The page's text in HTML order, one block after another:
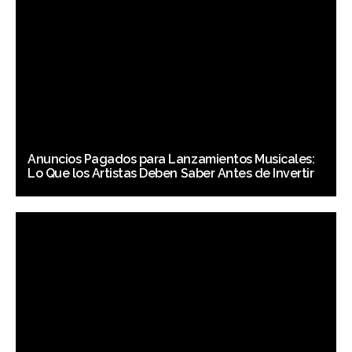
Anuncios Pagados para Lanzamientos Musicales:
Lo Que los Artistas Deben Saber Antes de Invertir